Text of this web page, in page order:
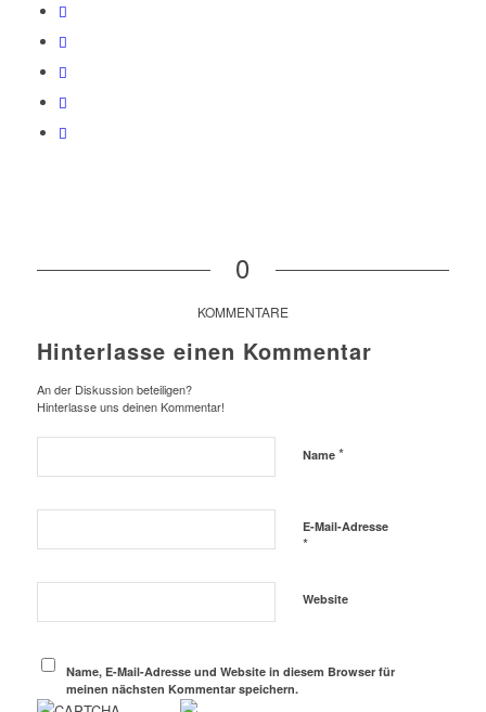
0
KOMMENTARE
Hinterlasse einen Kommentar
An der Diskussion beteiligen?
Hinterlasse uns deinen Kommentar!
Name *
E-Mail-Adresse
*
Website
Name, E-Mail-Adresse und Website in diesem Browser für
meinen nächsten Kommentar speichern.